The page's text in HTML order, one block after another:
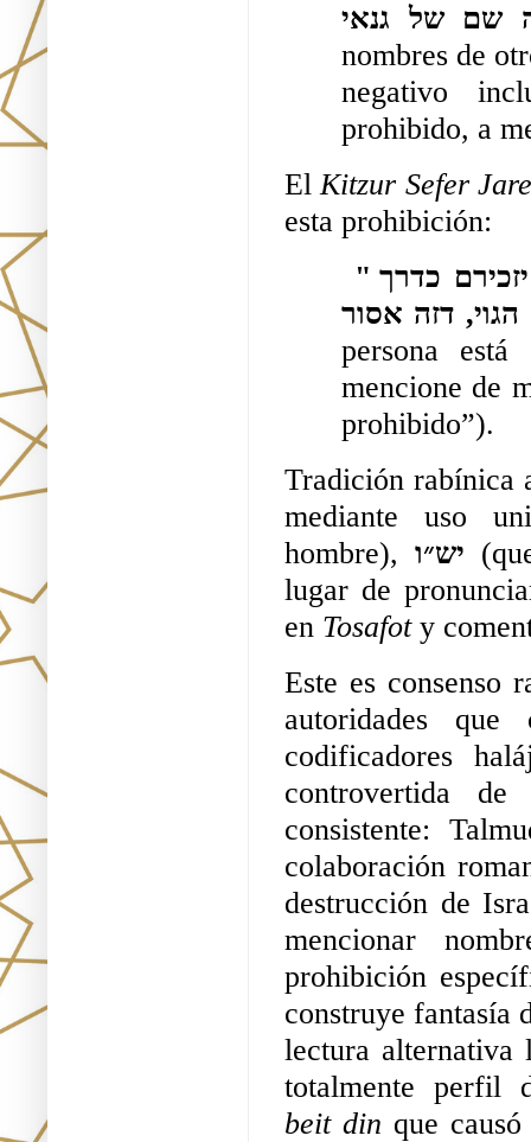
nombres de
negativo
prohibido, a
El Kitzur Sefer
esta prohibición:
"ואם שמם כשם אדם מותר להזכירו, ובלבד שלא יזכירם כדרך
persona
mencione de
prohibido”).
Tradición rabínica
mediante uso
hombre), יש״ו
lugar de
en Tosafot y
Este es consenso
autoridades que
codificadores
controvertida
consistente:
colaboración
destrucción de
mencionar
prohibición
construye fantasía
lectura alternativa
totalmente perfil
beit din que